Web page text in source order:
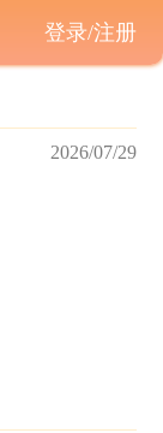
2026/07/29
登录/注册